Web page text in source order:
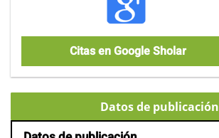
Citas en Google Sholar
Datos de publicación